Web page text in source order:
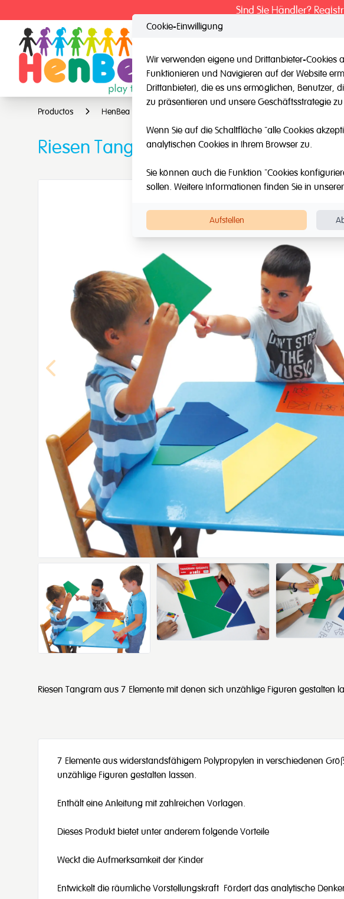
Sind Sie Händler?
HenBea Nardil / Andere
Productos HenBea
Riesen Tangram
Riesen Tangram aus 7 Elemente mit denen sich unzählige Figuren gestalten
7 Elemente aus widerstandsfähigem Polypropylen in verschiedenen
unzählige Figuren gestalten lassen.
Enthält eine Anleitung mit zahlreichen Vorlagen.
Dieses Produkt bietet unter anderem folgende Vorteile
Weckt die Aufmerksamkeit der Kinder
Entwickelt die räumliche Vorstellungskraft Fördert das analytische
Cookie-Einwilligung
Wir verwenden eigene und Drittanbieter-
Funktionieren und Navigieren auf der Website
Drittanbieter), die es uns ermöglichen, Benutzer,
zu präsentieren und unsere Geschäftsstrategie
Wenn Sie auf die Schaltfläche "alle Cookies
analytischen Cookies in Ihrem Browser zu.
Sie können auch die Funktion "Cookies
sollen. Weitere Informationen finden Sie in unserer
Aufstellen